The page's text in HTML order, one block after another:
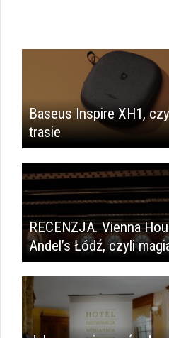
Baseus Inspire XH1,
trasie
RECENZJA. Vienna
Andel’s Łódź, czyli